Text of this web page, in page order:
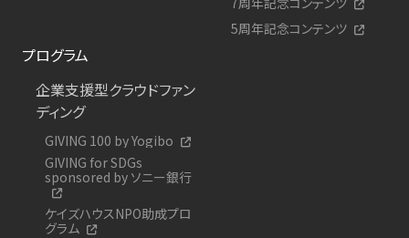
5周年記念コンテンツ
プログラム
企業支援型クラウドファン
ディング
GIVING 100 by Yogibo
GIVING for SDGs
sponsored by ソニー銀行
ケイズハウスNPO助成プロ
グラム